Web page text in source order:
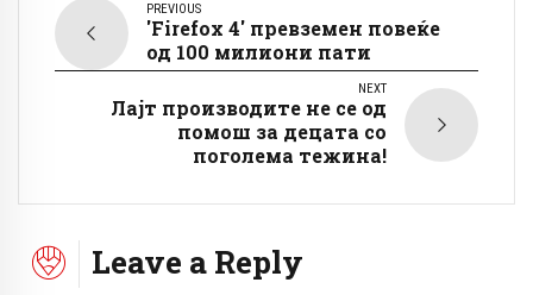
PREVIOUS
'Firefox 4' превземен повеќе
од 100 милиони пати
NEXT
Лајт производите не се од
помош за децата со
поголема тежина!
Leave a Reply